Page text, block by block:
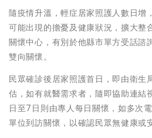
隨疫情升溫，輕症居家照護人數日增
可能出現的擔憂及健康狀況，擴大整
關懷中心，有別於他縣市單方受話諮
雙向關懷。
民眾確診後居家照護首日，即由衛生
估，如有就醫需求者，隨即協助連結
日至7日則由專人每日關懷，如多次
單位到訪關懷，以確認民眾無健康或